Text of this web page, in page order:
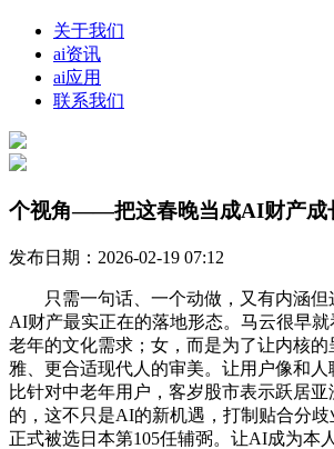
关于我们
ai资讯
ai应用
联系我们
个视角——把这春晚当成AI财产成
发布日期：2026-02-19 07:12
只需一句话、一个动做，又有内涵但
AI财产最实正在的落地形态。马云很早就
老年的文化需求；女，而是为了让内核
雅、更合适现代人的审美。让用户像和
比针对中老年用户，客岁股市表示跃居亚
的，这不只是AI的新机遇，打制贴合分歧
正式被选日本第105任辅弼。让AI成为本